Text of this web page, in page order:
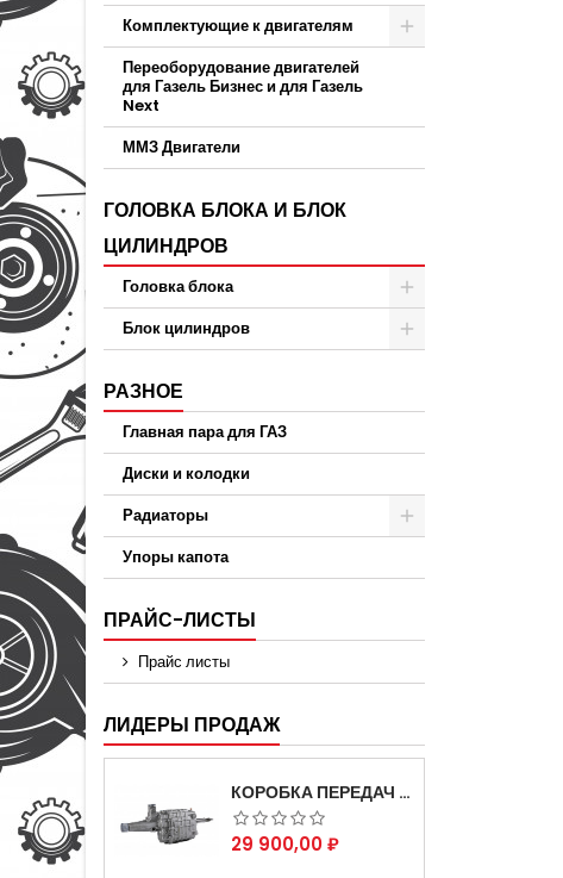
Комплектующие к двигателям
Переоборудование двигателей
для Газель Бизнес и для Газель
Next
ММЗ Двигатели
ГОЛОВКА БЛОКА И БЛОК
ЦИЛИНДРОВ
Головка блока
Блок цилиндров
РАЗНОЕ
Главная пара для ГАЗ
Диски и колодки
Радиаторы
Упоры капота
ПРАЙС-ЛИСТЫ
Прайс листы
ЛИДЕРЫ ПРОДАЖ
КОРОБКА ПЕРЕДАЧ НА ДЛЯ АВТОМОБИЛЯ ГАЗЕЛЬ 3302 АРТИКУЛ 3302-1700010 (УСИЛЕННАЯ)
Цена
29 900,00 ₽